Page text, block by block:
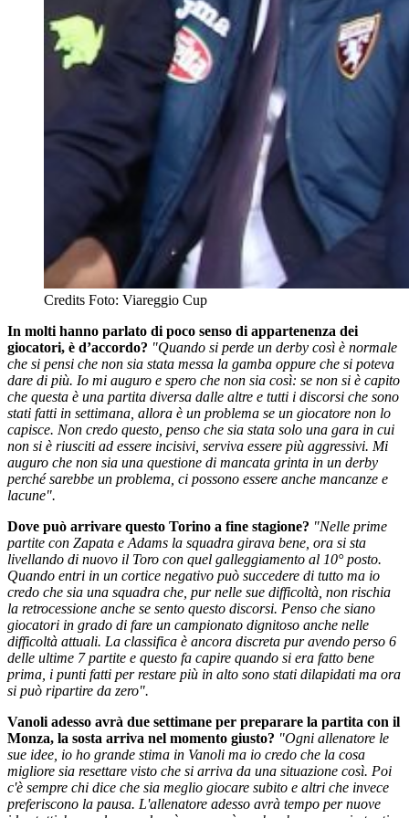
Credits Foto: Viareggio Cup
In molti hanno parlato di poco senso di appartenenza dei
giocatori, è d’accordo? "Quando si perde un derby così è normale
che si pensi che non sia stata messa la gamba oppure che si poteva
dare di più. Io mi auguro e spero che non sia così: se non si è capito
che questa è una partita diversa dalle altre e tutti i discorsi che sono
stati fatti in settimana, allora è un problema se un giocatore non lo
capisce. Non credo questo, penso che sia stata solo una gara in cui
non si è riusciti ad essere incisivi, serviva essere più aggressivi. Mi
auguro che non sia una questione di mancata grinta in un derby
perché sarebbe un problema, ci possono essere anche mancanze e
lacune".
Dove può arrivare questo Torino a fine stagione? "Nelle prime
partite con Zapata e Adams la squadra girava bene, ora si sta
livellando di nuovo il Toro con quel galleggiamento al 10° posto.
Quando entri in un cortice negativo può succedere di tutto ma io
credo che sia una squadra che, pur nelle sue difficoltà, non rischia
la retrocessione anche se sento questo discorsi. Penso che siano
giocatori in grado di fare un campionato dignitoso anche nelle
difficoltà attuali. La classifica è ancora discreta pur avendo perso 6
delle ultime 7 partite e questo fa capire quando si era fatto bene
prima, i punti fatti per restare più in alto sono stati dilapidati ma ora
si può ripartire da zero".
Vanoli adesso avrà due settimane per preparare la partita con il
Monza, la sosta arriva nel momento giusto? "Ogni allenatore le
sue idee, io ho grande stima in Vanoli ma io credo che la cosa
migliore sia resettare visto che si arriva da una situazione così. Poi
c'è sempre chi dice che sia meglio giocare subito e altri che invece
preferiscono la pausa. L'allenatore adesso avrà tempo per nuove